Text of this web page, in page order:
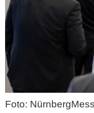
Foto: